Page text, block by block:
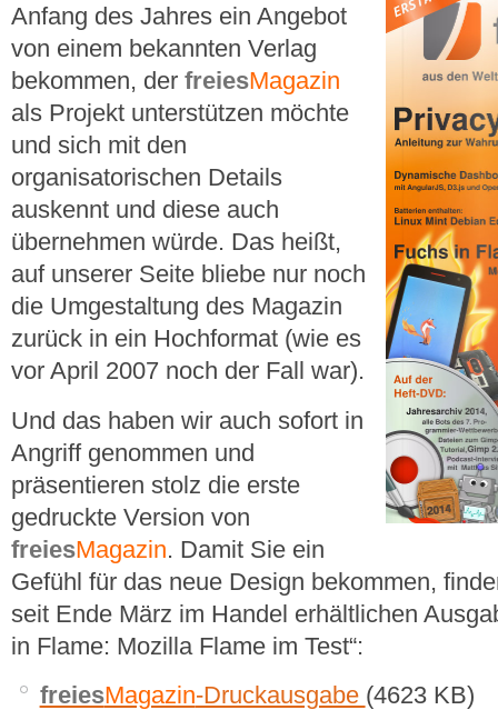
Anfang des Jahres ein Angebot
von einem bekannten Verlag
bekommen, der freiesMagazin
als Projekt unterstützen möchte
und sich mit den
organisatorischen Details
auskennt und diese auch
übernehmen würde. Das heißt,
auf unserer Seite bliebe nur noch
die Umgestaltung des Magazin
zurück in ein Hochformat (wie es
vor April 2007 noch der Fall war).
Und das haben wir auch sofort in
Angriff genommen und
präsentieren stolz die erste
gedruckte Version von
freiesMagazin. Damit Sie ein
Gefühl für das neue Design bekommen,
seit Ende März im Handel erhältlichen
in Flame: Mozilla Flame im Test“:
freiesMagazin-Druckausgabe (4623 KB)